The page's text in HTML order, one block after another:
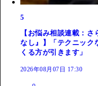
5
【お悩み相談連載：
なし』】「テクニック
くる方が引きます」
2026年08月07日 17:30